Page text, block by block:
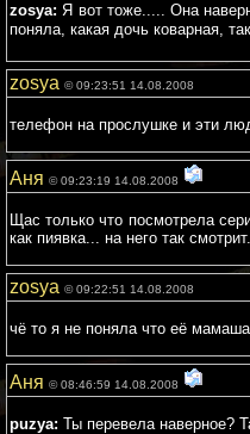
zosya: Я вот тоже..... Она
поняла, какая дочь коварная,
zosya © 09:23:51 14.08.2008
телефон на прослушке и эти
Аня © 09:23:19 14.08.2008
Щас только что посмотрела
как пиявка... на него так
zosya © 09:22:51 14.08.2008
чё то я не поняла что её
Аня © 08:46:59 14.08.2008
puzya: Ты перевела наверное?